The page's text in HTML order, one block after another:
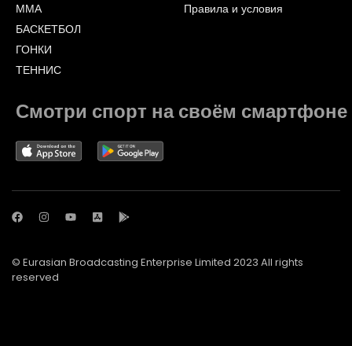
ММА
БАСКЕТБОЛ
ГОНКИ
ТЕННИС
Правила и условия
Смотри спорт на своём смартфоне
© Eurasian Broadcasting Enterprise Limited 2023 All rights
reserved